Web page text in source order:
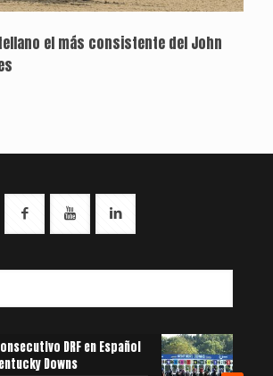
el más consistente del John
DRF en Español
Downs